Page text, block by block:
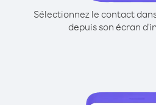
Sélectionnez le contact
depuis son écran